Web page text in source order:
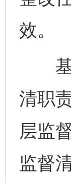
效。
基
清职
层监
监督